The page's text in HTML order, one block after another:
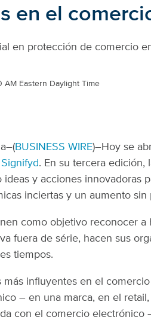
en el
en protección de comercio
Eastern Daylight Time
BUSINESS WIRE)–Hoy se
Signifyd. En su tercera edición,
ideas y acciones innovadoras
inciertas y un aumento
como objetivo reconocer
fuera de série, hacen sus
tiempos.
más influyentes en el
– en una marca, en el
con el comercio electrónico